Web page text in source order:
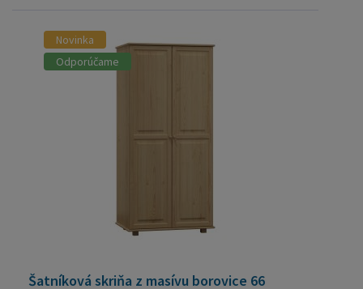
Novinka
Odporúčame
Šatníková skriňa z masívu borovice 66